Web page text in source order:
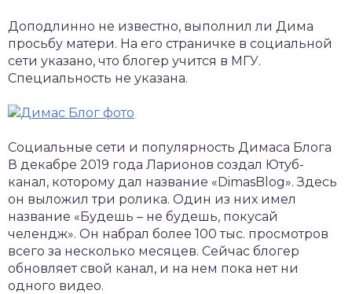
Доподлинно не известно, выполнил ли Дима
просьбу матери. На его страничке в социальной
сети указано, что блогер учится в МГУ.
Специальность не указана.
Социальные сети и популярность Димаса Блога
В декабре 2019 года Ларионов создал Ютуб-
канал, которому дал название «DimasBlog». Здесь
он выложил три ролика. Один из них имел
название «Будешь – не будешь, покусай
челендж». Он набрал более 100 тыс. просмотров
всего за несколько месяцев. Сейчас блогер
обновляет свой канал, и на нем пока нет ни
одного видео.